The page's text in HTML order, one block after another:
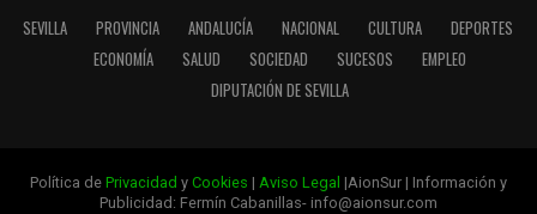
SEVILLA PROVINCIA ANDALUCÍA NACIONAL CULTURA
DEPORTES
ECONOMÍA
SALUD SOCIEDAD SUCESOS
EMPLEO
DIPUTACIÓN DE SEVILLA
Política de Privacidad y Cookies | Aviso Legal |AionSur | Información y
Publicidad: Fermín Cabanillas- info@aionsur.com